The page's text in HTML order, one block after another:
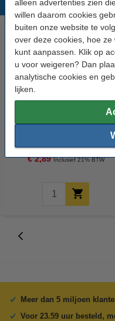
alleen advertenties zien
willen daarom cookies
buiten onze website te
over deze cookies, hoe
kunt aanpassen. Klik op
u voor weigeren? Dan
analytische cookies en
lijken.
€ 2,89 Inclusief 21% BTW
Meer dan 5 miljoen
Voor 23.59 uur besteld,